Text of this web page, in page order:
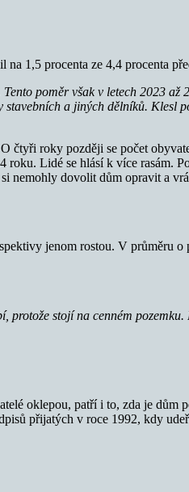
1,5 procenta ze 4,4 procenta
poměr však v letech 2023 až
a jiných dělníků.
roky později se počet
Lidé se hlásí k více rasám.
nemohly dovolit dům opravit a
jenom rostou. V průměru
protože stojí na cenném
oklepou, patří i to, zda je dům
přijatých v roce 1992, kdy